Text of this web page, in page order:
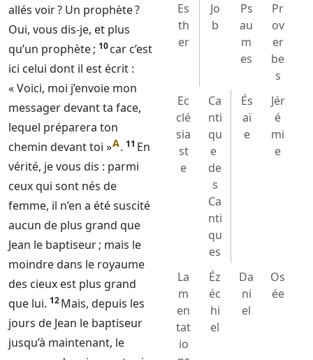
allés voir ? Un prophète ?
Oui, vous dis-je, et plus
qu’un prophète ; 10car c’est
ici celui dont il est écrit :
« Voici, moi j’envoie mon
messager devant ta face,
lequel préparera ton
chemin devant toi »A. 11 En
vérité, je vous dis : parmi
ceux qui sont nés de
femme, il n’en a été suscité
aucun de plus grand que
Jean le baptiseur ; mais le
moindre dans le royaume
des cieux est plus grand
que lui. 12Mais, depuis les
jours de Jean le baptiseur
jusqu’à maintenant, le
Es
th
er
Jo
b
Ps
au
m
es
Pr
ov
er
be
s
Ec
clé
sia
st
e
Ca
nti
qu
e
de
s
Ca
nti
qu
es
És
aï
e
Jér
é
mi
e
La
m
en
tat
io
Éz
éc
hi
el
Da
ni
el
Os
ée